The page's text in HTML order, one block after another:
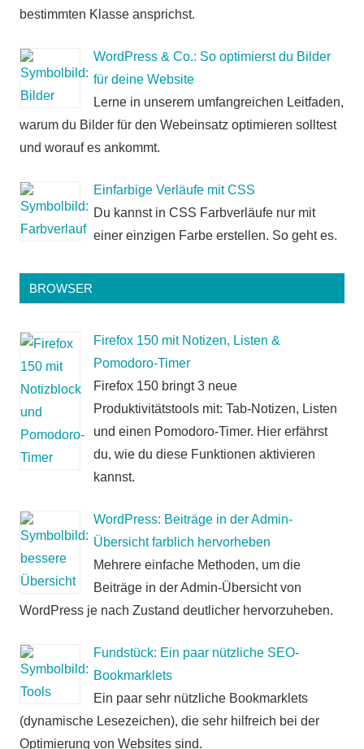
bestimmten Klasse ansprichst.
WordPress & Co.: So optimierst du Bilder
für deine Website
Lerne in unserem umfangreichen Leitfaden,
warum du Bilder für den Webeinsatz optimieren solltest
und worauf es ankommt.
Einfarbige Verläufe mit CSS
Du kannst in CSS Farbverläufe nur mit
einer einzigen Farbe erstellen. So geht es.
BROWSER
Firefox 150 mit Notizen, Listen &
Pomodoro-Timer
Firefox 150 bringt 3 neue
Produktivitätstools mit: Tab-Notizen, Listen
und einen Pomodoro-Timer. Hier erfährst
du, wie du diese Funktionen aktivieren
kannst.
WordPress: Beiträge in der Admin-
Übersicht farblich hervorheben
Mehrere einfache Methoden, um die
Beiträge in der Admin-Übersicht von
WordPress je nach Zustand deutlicher hervorzuheben.
Fundstück: Ein paar nützliche SEO-
Bookmarklets
Ein paar sehr nützliche Bookmarklets
(dynamische Lesezeichen), die sehr hilfreich bei der
Optimierung von Websites sind.